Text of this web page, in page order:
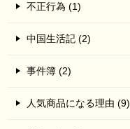
不正行為 (1)
中国生活記 (2)
事件簿 (2)
人気商品になる理由 (9)